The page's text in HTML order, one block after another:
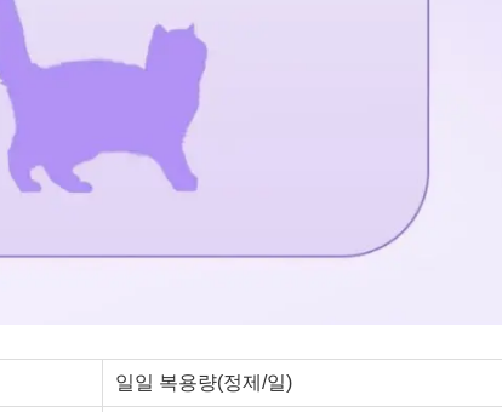
일일 복용량(정제/일)